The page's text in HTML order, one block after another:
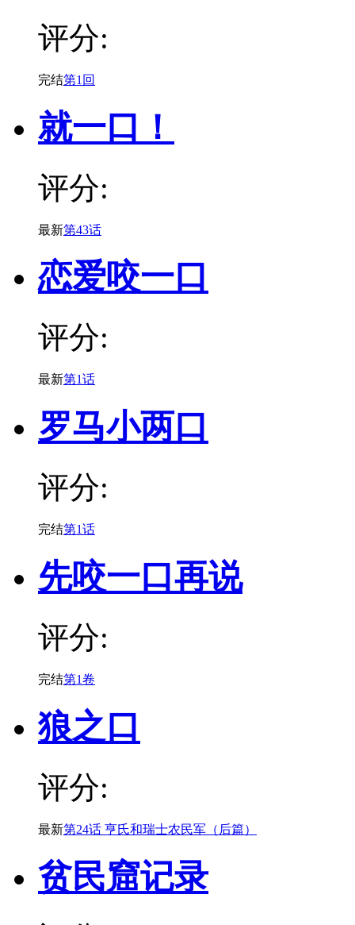
评分:
完结第1回
就一口！
评分:
最新第43话
恋爱咬一口
评分:
最新第1话
罗马小两口
评分:
完结第1话
先咬一口再说
评分:
完结第1卷
狼之口
评分:
最新第24话 亨氏和瑞士农民军（后篇）
贫民窟记录